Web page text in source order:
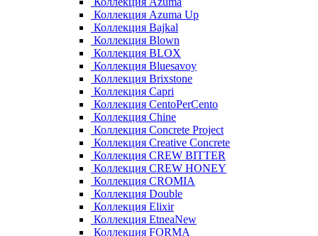
Коллекция Azuma Up
Коллекция Bajkal
Коллекция Blown
Коллекция BLOX
Коллекция Bluesavoy
Коллекция Brixstone
Коллекция Capri
Коллекция CentoPerCento
Коллекция Chine
Коллекция Concrete Project
Коллекция Creative Concrete
Коллекция CREW BITTER
Коллекция CREW HONEY
Коллекция CROMIA
Коллекция Double
Коллекция Elixir
Коллекция EtneaNew
Коллекция FORMA